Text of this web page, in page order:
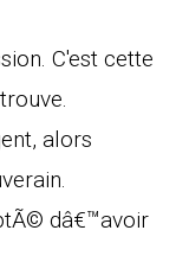
C'est cette
alors
dâ€™avoir